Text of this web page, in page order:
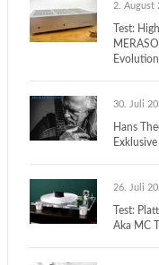
2. August
Test:
30. Juli
Hans
26. Juli
Test:
Aka MC